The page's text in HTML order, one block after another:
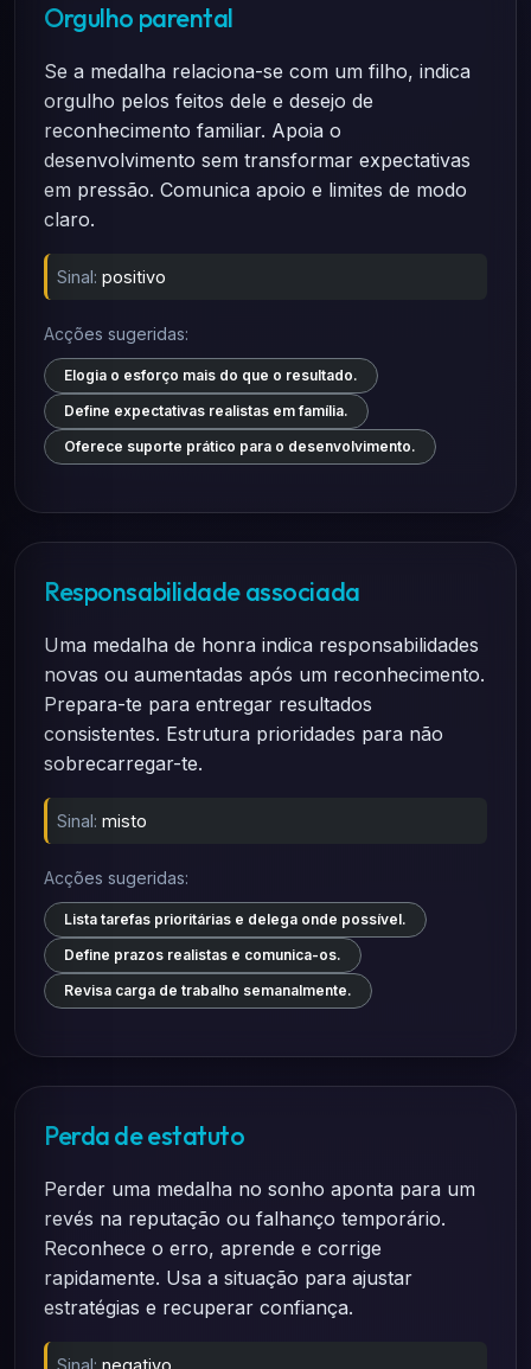
Orgulho parental
Se a medalha relaciona-se com um filho, indica
orgulho pelos feitos dele e desejo de
reconhecimento familiar. Apoia o
desenvolvimento sem transformar expectativas
em pressão. Comunica apoio e limites de modo
claro.
Sinal: positivo
Acções sugeridas:
Elogia o esforço mais do que o resultado.
Define expectativas realistas em família.
Oferece suporte prático para o desenvolvimento.
Responsabilidade associada
Uma medalha de honra indica responsabilidades
novas ou aumentadas após um reconhecimento.
Prepara-te para entregar resultados
consistentes. Estrutura prioridades para não
sobrecarregar-te.
Sinal: misto
Acções sugeridas:
Lista tarefas prioritárias e delega onde possível.
Define prazos realistas e comunica-os.
Revisa carga de trabalho semanalmente.
Perda de estatuto
Perder uma medalha no sonho aponta para um
revés na reputação ou falhanço temporário.
Reconhece o erro, aprende e corrige
rapidamente. Usa a situação para ajustar
estratégias e recuperar confiança.
Sinal: negativo